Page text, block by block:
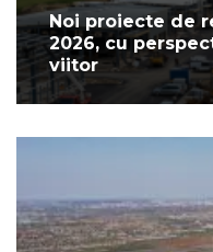
Noi proiecte de
2026, cu
viitor